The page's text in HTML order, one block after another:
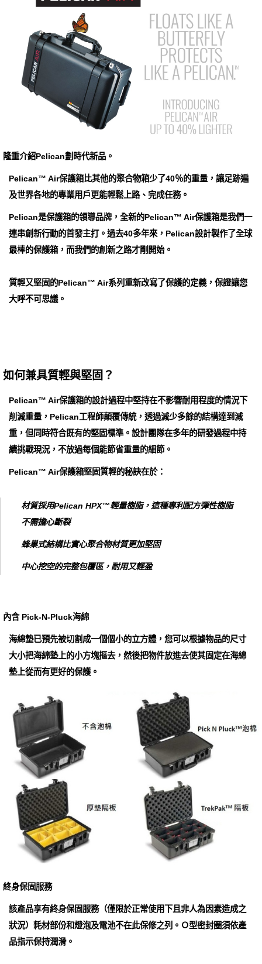
隆重介紹Pelican劃時代新品。
Pelican™ Air保護箱比其他的聚合物箱少了40％的重量，讓足跡遍
及世界各地的專業用戶更能輕鬆上路、完成任務。
Pelican是保護箱的領導品牌，全新的Pelican™ Air保護箱是我們一
連串創新行動的首發主打。過去40多年來，Pelican設計製作了全球
最棒的保護箱，而我們的創新之路才剛開始。
質輕又堅固的Pelican™ Air系列重新改寫了保護的定義，保證讓您
大呼不可思議。
如何兼具質輕與堅固？
Pelican™ Air保護箱的設計過程中堅持在不影響耐用程度的情況下
削減重量，Pelican工程師顛覆傳統，透過減少多餘的結構達到減
重，但同時符合既有的堅固標準。設計團隊在多年的研發過程中持
續挑戰現況，不放過每個能節省重量的細節。
Pelican™ Air保護箱堅固質輕的秘訣在於：
材質採用Pelican HPX™輕量樹脂，這種專利配方彈性樹脂
不需擔心斷裂
蜂巢式結構比實心聚合物材質更加堅固
中心挖空的完整包覆區，耐用又輕盈
內含 Pick-N-Pluck海綿
海綿墊已預先被切割成一個個小的立方體，您可以根據物品的尺寸
大小把海綿墊上的小方塊摳去，然後把物件放進去使其固定在海綿
墊上從而有更好的保護。
終身保固服務
該產品享有終身保固服務（僅限於正常使用下且非人為因素造成之
狀況）耗材部份和燈泡及電池不在此保修之列。Ｏ型密封圈須依產
品指示保持潤滑。